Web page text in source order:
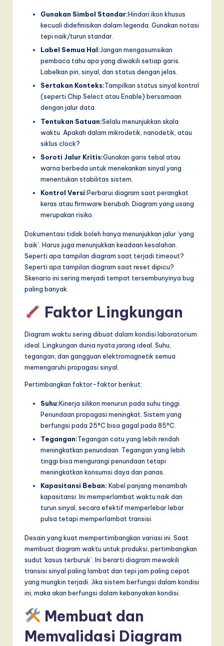
Gunakan Simbol Standar:Hindari ikon khusus
kecuali didefinisikan dalam legenda. Gunakan notasi
tepi naik/turun standar.
Label Semua Hal:Jangan mengasumsikan
pembaca tahu apa yang diwakili setiap garis.
Labelkan pin, sinyal, dan status dengan jelas.
Sertakan Konteks:Tampilkan status sinyal kontrol
(seperti Chip Select atau Enable) bersamaan
dengan jalur data.
Tentukan Satuan:Selalu menunjukkan skala
waktu. Apakah dalam mikrodetik, nanodetik, atau
siklus clock?
Soroti Jalur Kritis:Gunakan garis tebal atau
warna berbeda untuk menekankan sinyal yang
menentukan stabilitas sistem.
Kontrol Versi:Perbarui diagram saat perangkat
keras atau firmware berubah. Diagram yang usang
merupakan risiko.
Dokumentasi tidak boleh hanya menunjukkan jalur ‘yang
baik’. Harus juga menunjukkan keadaan kesalahan.
Seperti apa tampilan diagram saat terjadi timeout?
Seperti apa tampilan diagram saat reset dipicu?
Skenario ini sering menjadi tempat tersembunyinya bug
paling banyak.
Faktor Lingkungan
Diagram waktu sering dibuat dalam kondisi laboratorium
ideal. Lingkungan dunia nyata jarang ideal. Suhu,
tegangan, dan gangguan elektromagnetik semua
memengaruhi propagasi sinyal.
Pertimbangkan faktor-faktor berikut:
Suhu:Kinerja silikon menurun pada suhu tinggi.
Penundaan propagasi meningkat. Sistem yang
berfungsi pada 25°C bisa gagal pada 85°C.
Tegangan:Tegangan catu yang lebih rendah
meningkatkan penundaan. Tegangan yang lebih
tinggi bisa mengurangi penundaan tetapi
meningkatkan konsumsi daya dan panas.
Kapasitansi Beban: Kabel panjang menambah
kapasitansi. Ini memperlambat waktu naik dan
turun sinyal, secara efektif memperlebar lebar
pulsa tetapi memperlambat transisi.
Desain yang kuat mempertimbangkan variasi ini. Saat
membuat diagram waktu untuk produksi, pertimbangkan
sudut ‘kasus terburuk’. Ini berarti diagram mewakili
transisi sinyal paling lambat dan tepi jam paling cepat
yang mungkin terjadi. Jika sistem berfungsi dalam kondisi
ini, maka akan berfungsi dalam kebanyakan kondisi.
Membuat dan
Memvalidasi Diagram